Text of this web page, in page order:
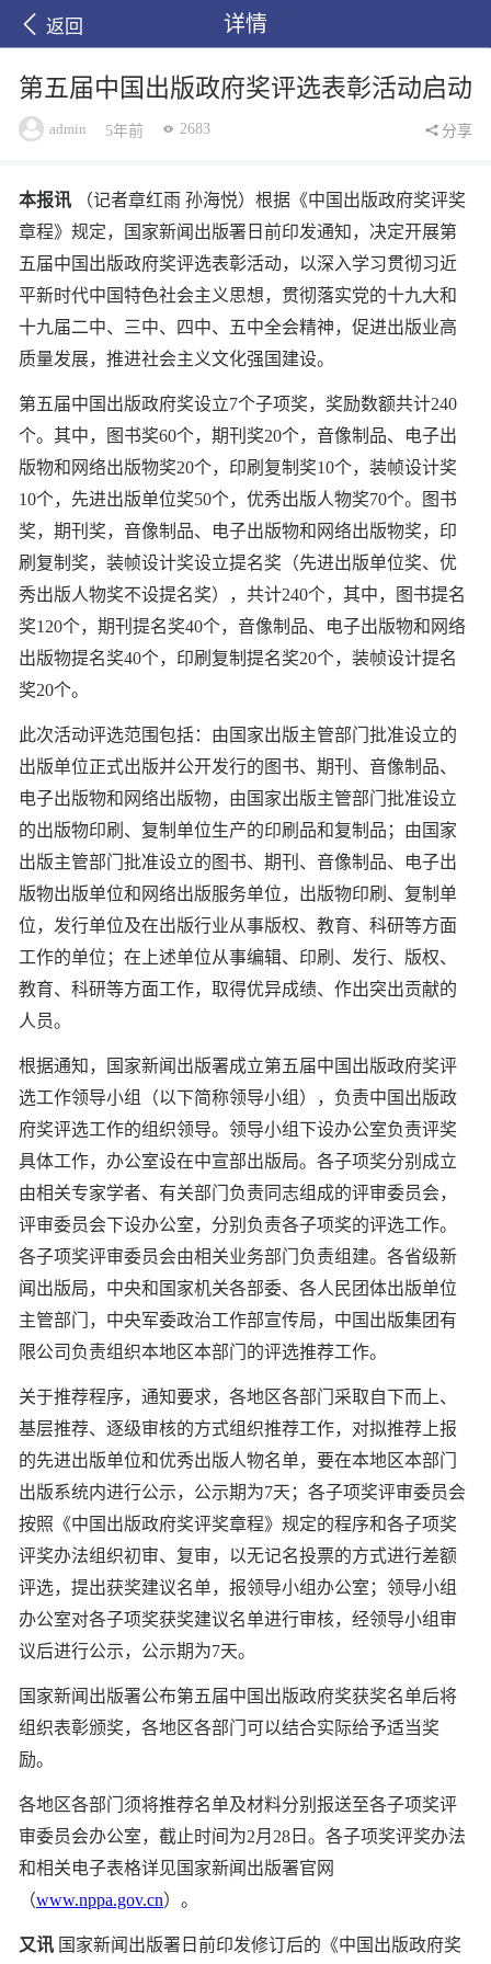
返回 详情
第五届中国出版政府奖评选表彰活动启动
admin 5年前 2683 分享
本报讯
（记者章红雨 孙海悦）根据《中国出版政府奖评奖
章程》规定，国家新闻出版署日前印发通知，决定开展第
五届中国出版政府奖评选表彰活动，以深入学习贯彻习近
平新时代中国特色社会主义思想，贯彻落实党的十九大和
十九届二中、三中、四中、五中全会精神，促进出版业高
质量发展，推进社会主义文化强国建设。
第五届中国出版政府奖设立7个子项奖，奖励数额共计240
个。其中，图书奖60个，期刊奖20个，音像制品、电子出
版物和网络出版物奖20个，印刷复制奖10个，装帧设计奖
10个，先进出版单位奖50个，优秀出版人物奖70个。图书
奖，期刊奖，音像制品、电子出版物和网络出版物奖，印
刷复制奖，装帧设计奖设立提名奖（先进出版单位奖、优
秀出版人物奖不设提名奖），共计240个，其中，图书提名
奖120个，期刊提名奖40个，音像制品、电子出版物和网络
出版物提名奖40个，印刷复制提名奖20个，装帧设计提名
奖20个。
此次活动评选范围包括：由国家出版主管部门批准设立的
出版单位正式出版并公开发行的图书、期刊、音像制品、
电子出版物和网络出版物，由国家出版主管部门批准设立
的出版物印刷、复制单位生产的印刷品和复制品；由国家
出版主管部门批准设立的图书、期刊、音像制品、电子出
版物出版单位和网络出版服务单位，出版物印刷、复制单
位，发行单位及在出版行业从事版权、教育、科研等方面
工作的单位；在上述单位从事编辑、印刷、发行、版权、
教育、科研等方面工作，取得优异成绩、作出突出贡献的
人员。
根据通知，国家新闻出版署成立第五届中国出版政府奖评
选工作领导小组（以下简称领导小组），负责中国出版政
府奖评选工作的组织领导。领导小组下设办公室负责评奖
具体工作，办公室设在中宣部出版局。各子项奖分别成立
由相关专家学者、有关部门负责同志组成的评审委员会，
评审委员会下设办公室，分别负责各子项奖的评选工作。
各子项奖评审委员会由相关业务部门负责组建。各省级新
闻出版局，中央和国家机关各部委、各人民团体出版单位
主管部门，中央军委政治工作部宣传局，中国出版集团有
限公司负责组织本地区本部门的评选推荐工作。
关于推荐程序，通知要求，各地区各部门采取自下而上、
基层推荐、逐级审核的方式组织推荐工作，对拟推荐上报
的先进出版单位和优秀出版人物名单，要在本地区本部门
出版系统内进行公示，公示期为7天；各子项奖评审委员会
按照《中国出版政府奖评奖章程》规定的程序和各子项奖
评奖办法组织初审、复审，以无记名投票的方式进行差额
评选，提出获奖建议名单，报领导小组办公室；领导小组
办公室对各子项奖获奖建议名单进行审核，经领导小组审
议后进行公示，公示期为7天。
国家新闻出版署公布第五届中国出版政府奖获奖名单后将
组织表彰颁奖，各地区各部门可以结合实际给予适当奖
励。
各地区各部门须将推荐名单及材料分别报送至各子项奖评
审委员会办公室，截止时间为2月28日。各子项奖评奖办法
和相关电子表格详见国家新闻出版署官网
（www.nppa.gov.cn）。
又讯 国家新闻出版署日前印发修订后的《中国出版政府奖